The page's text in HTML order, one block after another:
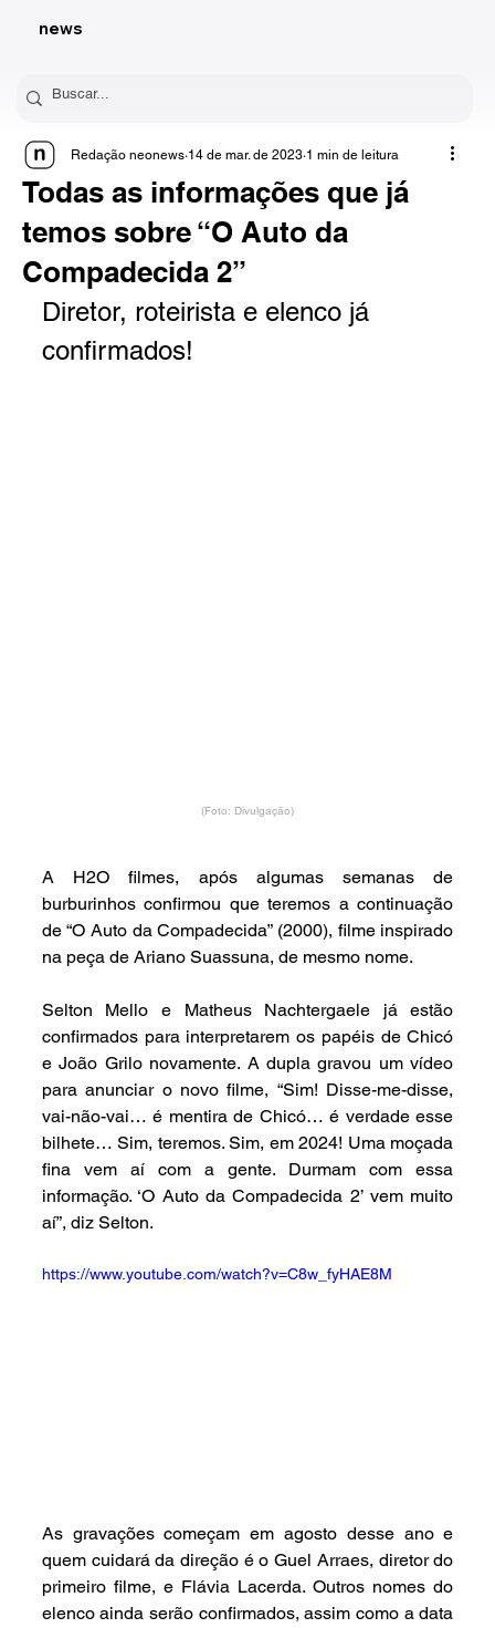
news
Todas as informações que já
temos sobre “O Auto da
Compadecida 2”
Redação neonews 14 de mar. de 2023 1 min de leitura
Diretor, roteirista e elenco já
confirmados!
(Foto: Divulgação)
A H2O filmes, após algumas semanas de
burburinhos confirmou que teremos a continuação
de “O Auto da Compadecida” (2000), filme inspirado
na peça de Ariano Suassuna, de mesmo nome.
Selton Mello e Matheus Nachtergaele já estão
confirmados para interpretarem os papéis de Chicó
e João Grilo novamente. A dupla gravou um vídeo
para anunciar o novo filme, “Sim! Disse-me-disse,
vai-não-vai… é mentira de Chicó… é verdade esse
bilhete… Sim, teremos. Sim, em 2024! Uma moçada
fina vem aí com a gente. Durmam com essa
informação. ‘O Auto da Compadecida 2’ vem muito
aí”, diz Selton.
https://www.youtube.com/watch?v=C8w_fyHAE8M
As gravações começam em agosto desse ano e
quem cuidará da direção é o Guel Arraes, diretor do
primeiro filme, e Flávia Lacerda. Outros nomes do
elenco ainda serão confirmados, assim como a data